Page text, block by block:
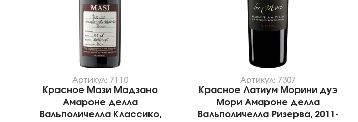
Артикул: 7110
Красное Мази Мадзано
Амароне делла
Вальполичелла Классико,
Артикул: 7307
Красное Латиум Морини дуэ
Мори Амароне делла
Вальполичелла Ризерва, 2011-